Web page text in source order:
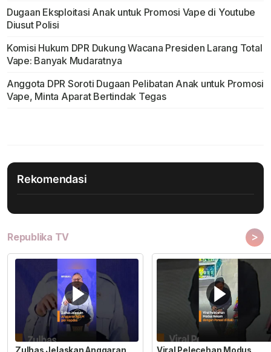
Dugaan Eksploitasi Anak untuk Promosi Vape di Youtube
Diusut Polisi
Komisi Hukum DPR Dukung Wacana Presiden Larang Total
Vape: Banyak Mudaratnya
Anggota DPR Soroti Dugaan Pelibatan Anak untuk Promosi
Vape, Minta Aparat Bertindak Tegas
Rekomendasi
Republika TV >